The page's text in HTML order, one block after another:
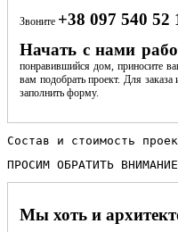
Звоните +38 097 540 52
Начать с нами
понравившийся дом, приносите
вам подобрать проект. Для
заполнить форму.
Состав и стоимость
ПРОСИМ ОБРАТИТЬ
Мы хоть и